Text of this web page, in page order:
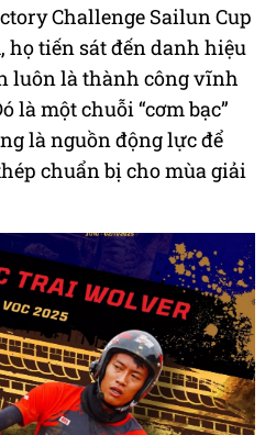
Challenge Sailun Cup
họ tiến sát đến danh hiệu
luôn là thành công vĩnh
là một chuỗi “cơm bạc”
là nguồn động lực để
chuẩn bị cho mùa giải